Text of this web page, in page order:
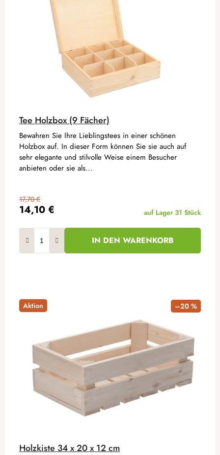
Tee Holzbox (9 Fächer)
14,10 €
17,70 €
auf Lager 31 Stück
IN DEN WARENKORB
Bewahren Sie Ihre Lieblingstees in einer schönen
Holzbox auf. In dieser Form können Sie sie auch auf
sehr elegante und stilvolle Weise einem Besucher
anbieten oder sie als...
Aktion –20 %
Holzkiste 34 x 20 x 12 cm